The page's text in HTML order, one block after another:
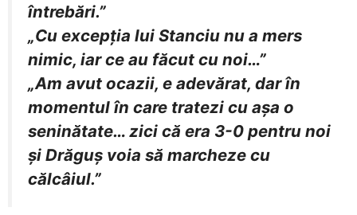
întrebări.”
„Cu excepţia lui Stanciu nu a mers
nimic, iar ce au făcut cu noi…”
„Am avut ocazii, e adevărat, dar în
momentul în care tratezi cu aşa o
seninătate… zici că era 3-0 pentru noi
şi Drăguş voia să marcheze cu
călcâiul.”